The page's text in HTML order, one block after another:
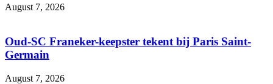
August 7, 2026
Oud-SC Franeker-keepster tekent bij Paris Saint-
Germain
August 7, 2026